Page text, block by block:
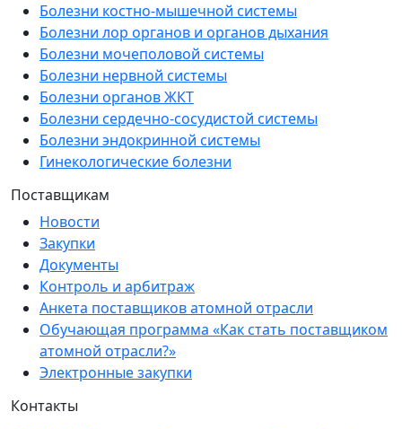
Болезни костно-мышечной системы
Болезни лор органов и органов дыхания
Болезни мочеполовой системы
Болезни нервной системы
Болезни органов ЖКТ
Болезни сердечно-сосудистой системы
Болезни эндокринной системы
Гинекологические болезни
Поставщикам
Новости
Закупки
Документы
Контроль и арбитраж
Анкета поставщиков атомной отрасли
Обучающая программа «Как стать поставщиком
атомной отрасли?»
Электронные закупки
Контакты